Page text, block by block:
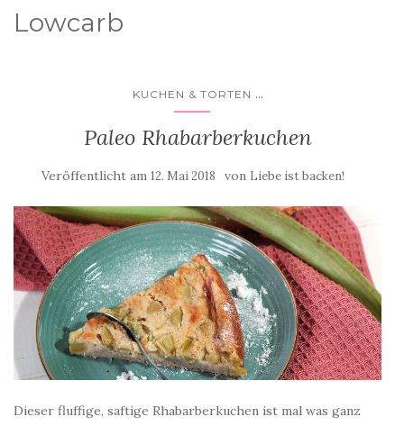
Lowcarb
KUCHEN & TORTEN ...
Paleo Rhabarberkuchen
Veröffentlicht am 12. Mai 2018 von Liebe ist backen!
Dieser fluffige, saftige Rhabarberkuchen ist mal was ganz